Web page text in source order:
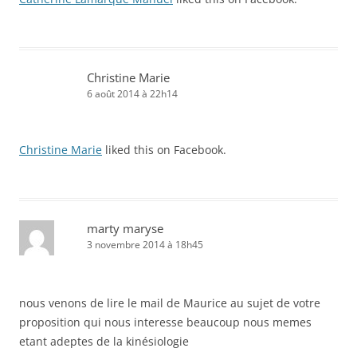
Christine Marie
6 août 2014 à 22h14
Christine Marie liked this on Facebook.
marty maryse
3 novembre 2014 à 18h45
nous venons de lire le mail de Maurice au sujet de votre
proposition qui nous interesse beaucoup nous memes
etant adeptes de la kinésiologie